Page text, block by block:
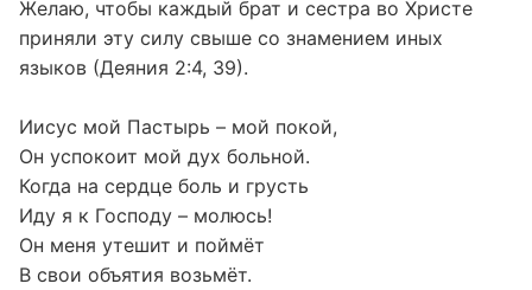
Желаю, чтобы каждый брат и сестра во Христе
приняли эту силу свыше со знамением иных
языков (Деяния 2:4, 39).
Иисус мой Пастырь – мой покой,
Он успокоит мой дух больной.
Когда на сердце боль и грусть
Иду я к Господу – молюсь!
Он меня утешит и поймёт
В свои объятия возьмёт.